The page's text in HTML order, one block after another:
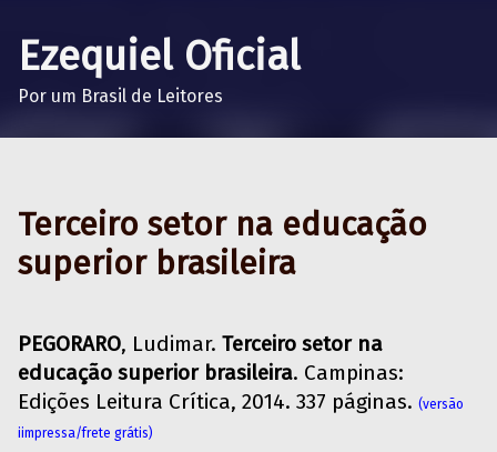
Ezequiel Oficial
Por um Brasil de Leitores
Terceiro setor na educação
superior brasileira
PEGORARO, Ludimar. Terceiro setor na
educação superior brasileira. Campinas:
Edições Leitura Crítica, 2014. 337 páginas. (versão
iimpressa/frete grátis)